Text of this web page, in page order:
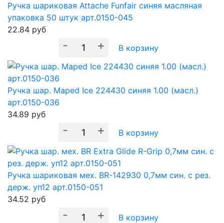
Ручка шариковая Attache Funfair синяя масляная
упаковка 50 штук арт.0150-045
22.84 руб
- + В корзину
Ручка шар. Maped Ice 224430 синяя 1.00 (масл.)
арт.0150-036
34.89 руб
- + В корзину
Ручка шариковая мех. BR-142930 0,7мм син. с рез.
держ. уп12 арт.0150-051
34.52 руб
- + В корзину